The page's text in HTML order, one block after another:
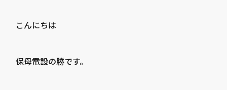
こんにちは
保母電設の勝です。